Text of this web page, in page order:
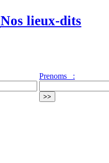
Nos lieux-dits
Prenoms :